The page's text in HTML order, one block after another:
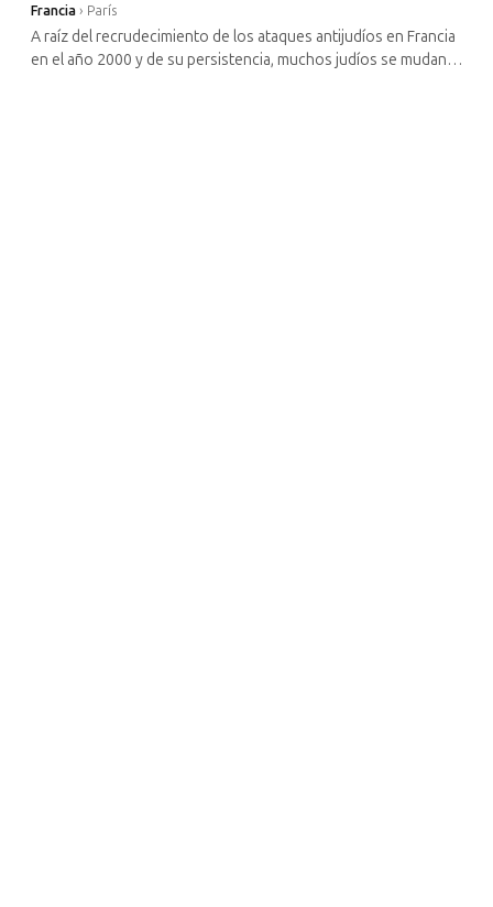
Francia › París
A raíz del recrudecimiento de los ataques antijudíos en Francia
en el año 2000 y de su persistencia, muchos judíos se mudan,